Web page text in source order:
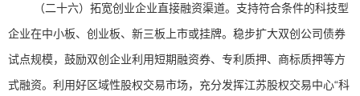
（二十六）拓宽创业企业直接融资渠道。支持符合条件的科技型
企业在中小板、创业板、新三板上市或挂牌。稳步扩大双创公司债券
试点规模，鼓励双创企业利用短期融资券、专利质押、商标质押等方
式融资。利用好区域性股权交易市场，充分发挥江苏股权交易中心“科